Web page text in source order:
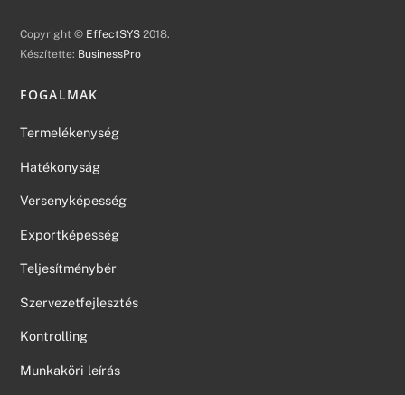
Copyright © EffectSYS 2018.
Készítette: BusinessPro
FOGALMAK
Termelékenység
Hatékonyság
Versenyképesség
Exportképesség
Teljesítménybér
Szervezetfejlesztés
Kontrolling
Munkaköri leírás